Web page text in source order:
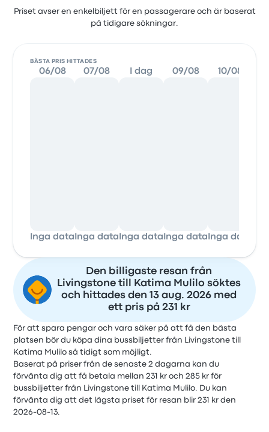
Priset avser en enkelbiljett för en passagerare och är baserat
på tidigare sökningar.
BÄSTA PRIS HITTADES
06/08
Inga data
07/08
Inga data
I dag
Inga data
09/08
Inga data
10/08
Inga data
Den billigaste resan från
Livingstone till Katima Mulilo söktes
och hittades den 13 aug. 2026 med
ett pris på 231 kr
För att spara pengar och vara säker på att få den bästa
platsen bör du köpa dina bussbiljetter från Livingstone till
Katima Mulilo så tidigt som möjligt.
Baserat på priser från de senaste 2 dagarna kan du
förvänta dig att få betala mellan 231 kr och 285 kr för
bussbiljetter från Livingstone till Katima Mulilo. Du kan
förvänta dig att det lägsta priset för resan blir 231 kr den
2026-08-13.